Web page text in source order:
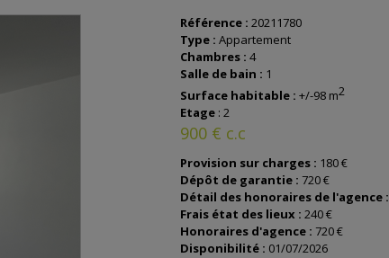
Référence : 20211780
Type : Appartement
Chambres : 4
Salle de bain : 1
Surface habitable : +/-98 m2
Etage : 2
900 € c.c
Provision sur charges : 180 €
Dépôt de garantie : 720 €
Détail des honoraires de l'agence :
Frais état des lieux : 240 €
Honoraires d'agence : 720 €
Disponibilité : 01/07/2026